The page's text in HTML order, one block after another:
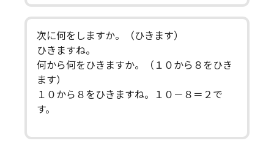
次に何をしますか。（ひきます）
ひきますね。
何から何をひきますか。（１０から８をひき
ます）
１０から８をひきますね。１０－８＝２で
す。